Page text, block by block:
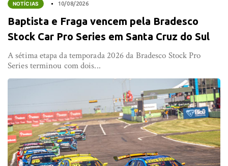
NOTÍCIAS 10/08/2026
Baptista e Fraga vencem pela Bradesco
Stock Car Pro Series em Santa Cruz do Sul
A sétima etapa da temporada 2026 da Bradesco Stock Pro
Series terminou com dois...